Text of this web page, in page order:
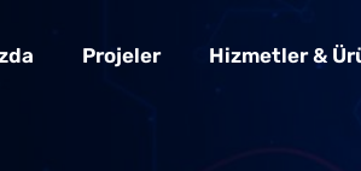
Projeler Hizmetler &